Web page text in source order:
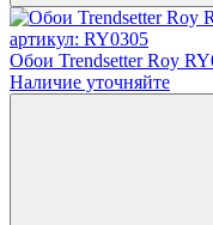
артикул: RY0305
Обои Trendsetter Roy
Наличие уточняйте